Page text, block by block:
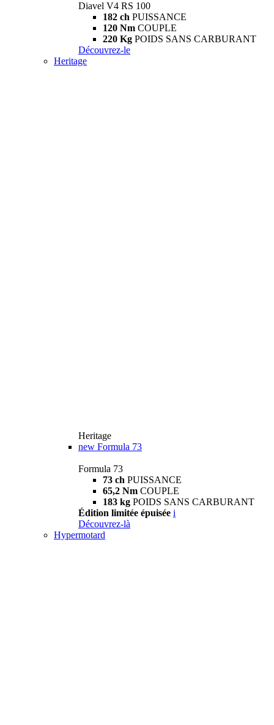
Diavel V4 RS 100
182 ch PUISSANCE
120 Nm COUPLE
220 Kg POIDS SANS CARBURANT
Découvrez-le
Heritage
Heritage
new Formula 73
Formula 73
73 ch PUISSANCE
65,2 Nm COUPLE
183 kg POIDS SANS CARBURANT
Édition limitée épuisée i
Découvrez-là
Hypermotard